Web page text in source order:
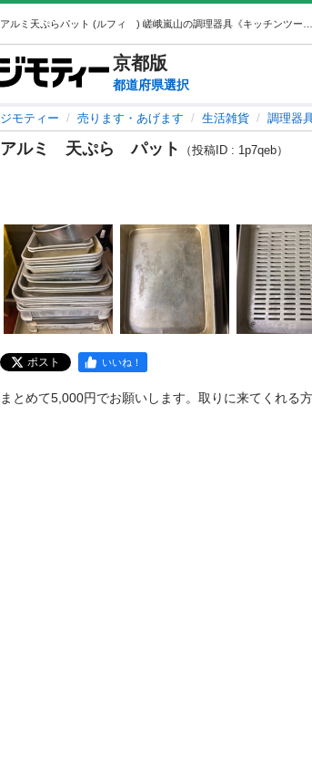
京都版
都道府県選択
ジモティー 売ります・あげます 生活雑貨 調理器
アルミ 天ぷら パット （投稿ID : 1p7qeb）
ポスト いいね！
まとめて5,000円でお願いします。取りに来てくれる